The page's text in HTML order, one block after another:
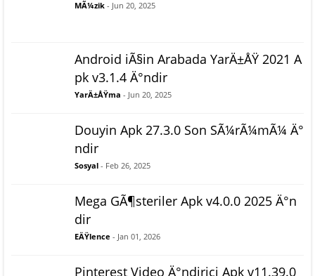
MÃ¼zik - Jun 20, 2025
Android iÃ§in Arabada YarÄ±ÅŸ 2021 A
pk v3.1.4 Ä°ndir
YarÄ±ÅŸma - Jun 20, 2025
Douyin Apk 27.3.0 Son SÃ¼rÃ¼mÃ¼ Ä°
ndir
Sosyal - Feb 26, 2025
Mega GÃ¶steriler Apk v4.0.0 2025 Ä°n
dir
EÄŸlence - Jan 01, 2026
Pinterest Video Ä°ndirici Apk v11.39.0